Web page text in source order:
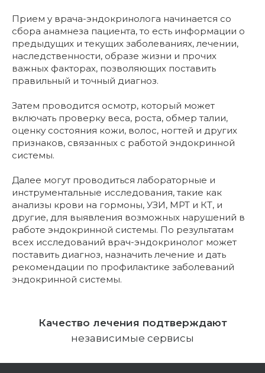
Прием у врача-эндокринолога начинается со
сбора анамнеза пациента, то есть информации о
предыдущих и текущих заболеваниях, лечении,
наследственности, образе жизни и прочих
важных факторах, позволяющих поставить
правильный и точный диагноз.
Затем проводится осмотр, который может
включать проверку веса, роста, обмер талии,
оценку состояния кожи, волос, ногтей и других
признаков, связанных с работой эндокринной
системы.
Далее могут проводиться лабораторные и
инструментальные исследования, такие как
анализы крови на гормоны, УЗИ, МРТ и КТ, и
другие, для выявления возможных нарушений в
работе эндокринной системы. По результатам
всех исследований врач-эндокринолог может
поставить диагноз, назначить лечение и дать
рекомендации по профилактике заболеваний
эндокринной системы.
Качество лечения подтверждают
независимые сервисы